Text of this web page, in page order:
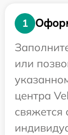
1
или
центра
свяжется